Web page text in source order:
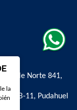
Valle Norte 841,
B-11, Pudahuel
la